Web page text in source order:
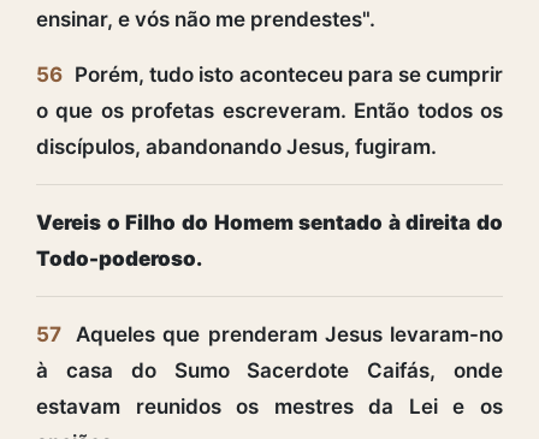
ensinar, e vós não me prendestes".
56 Porém, tudo isto aconteceu para se cumprir
o que os profetas escreveram. Então todos os
discípulos, abandonando Jesus, fugiram.
Vereis o Filho do Homem sentado à direita do
Todo-poderoso.
57
Aqueles que prenderam Jesus levaram-no
à casa do Sumo Sacerdote Caifás, onde
estavam reunidos os mestres da Lei e os